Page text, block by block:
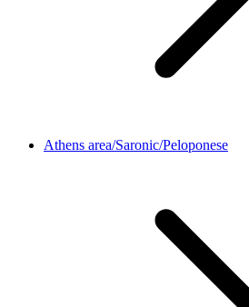
Athens area/Saronic/Peloponese